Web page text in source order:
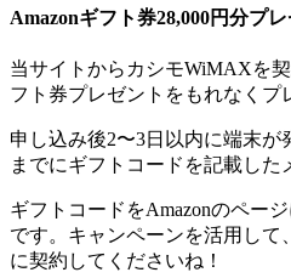
Amazonギフト券28,000円分プレ
当サイトからカシモWiMAXを
フト券プレゼントをもれなくプ
申し込み後2〜3日以内に端末が
までにギフトコードを記載した
ギフトコードをAmazonのペー
です。キャンペーンを活用し
に契約してくださいね！